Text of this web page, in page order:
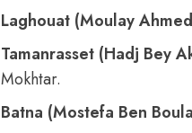
Laghouat (Moulay
Tamanrasset (Hadj Bey
Mokhtar.
Batna (Mostefa Ben